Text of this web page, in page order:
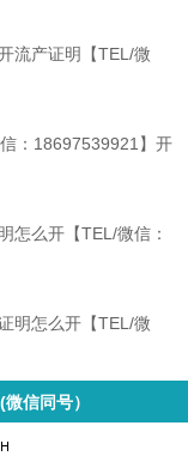
流产证明【TEL/微
：18697539921】开
怎么开【TEL/微信：
明怎么开【TEL/微
信同号）